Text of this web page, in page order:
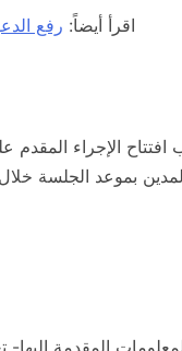
اقرأ أيضاً: رفع
الإجراء المقدم
بموعد الجلسة
المعلومات المقدمة